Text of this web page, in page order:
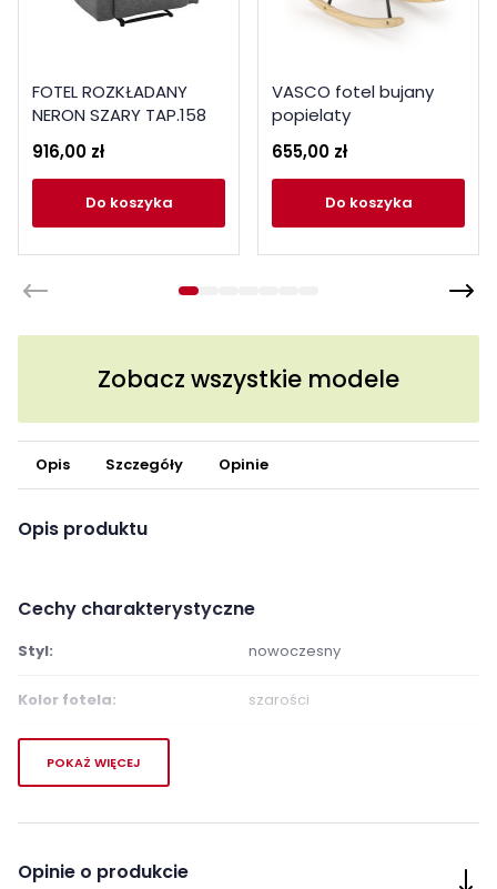
FOTEL ROZKŁADANY
NERON SZARY TAP.158
916,00 zł
do koszyka
VASCO fotel bujany
popielaty
655,00 zł
do koszyka
Zobacz wszystkie modele
Opis Szczegóły Opinie
Opis produktu
Cechy charakterystyczne
Styl: nowoczesny
Kolor fotela: szarości
Pomieszczenie:
Materiał tapicerki: tkanina
Cechy dodatkowe fotela:
POKAŻ WIĘCEJ
Opinie o produkcie